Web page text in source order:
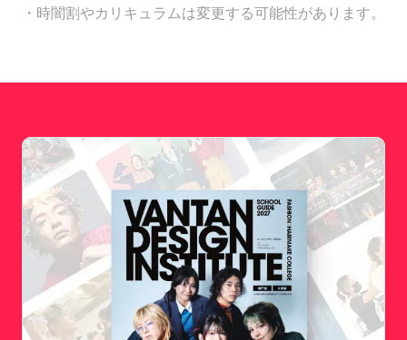
・時闇割やカリキュラムは変更する可能性があります。